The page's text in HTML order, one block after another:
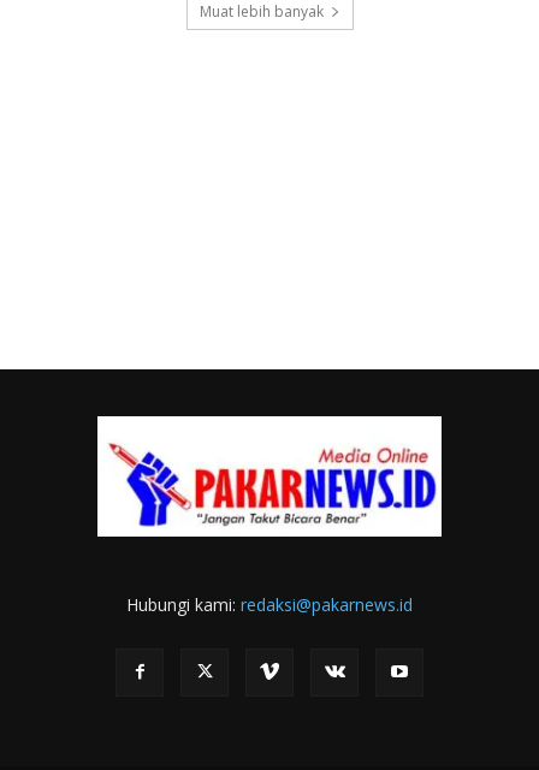
Muat lebih banyak
Hubungi kami: redaksi@pakarnews.id